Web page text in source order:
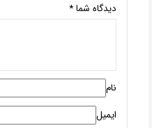
دیدگاه شما*
نام
ایمیل